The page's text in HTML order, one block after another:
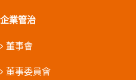
企業管治
董事會
董事委員會